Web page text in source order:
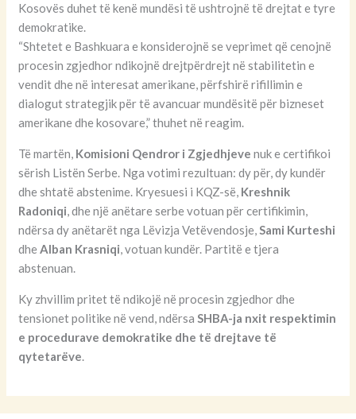
Kosovës duhet të kenë mundësi të ushtrojnë të drejtat e tyre
demokratike.
“Shtetet e Bashkuara e konsiderojnë se veprimet që cenojnë
procesin zgjedhor ndikojnë drejtpërdrejt në stabilitetin e
vendit dhe në interesat amerikane, përfshirë rifillimin e
dialogut strategjik për të avancuar mundësitë për bizneset
amerikane dhe kosovare,” thuhet në reagim.
Të martën, Komisioni Qendror i Zgjedhjeve nuk e certifikoi
sërish Listën Serbe. Nga votimi rezultuan: dy për, dy kundër
dhe shtatë abstenime. Kryesuesi i KQZ-së, Kreshnik
Radoniqi, dhe një anëtare serbe votuan për certifikimin,
ndërsa dy anëtarët nga Lëvizja Vetëvendosje,Sami Kurteshi
dheAlban Krasniqi, votuan kundër. Partitë e tjera
abstenuan.
Ky zhvillim pritet të ndikojë në procesin zgjedhor dhe
tensionet politike në vend, ndërsaSHBA-ja nxit respektimin
e procedurave demokratike dhe të drejtave të
qytetarëve.